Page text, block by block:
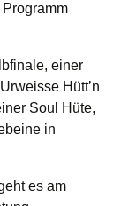
einer
Hütt’n
Soul Hüte,
in
es am